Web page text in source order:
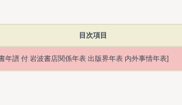
目次項目
年譜 付 岩波書店関係年表 出版界年表 内外事情年表]